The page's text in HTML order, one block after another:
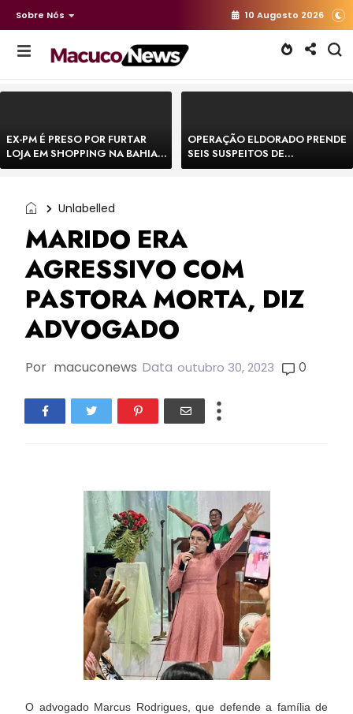
Sobre Nós 10 Augosto 2026
EX-PM É PRESO POR FURTAR
LOJA EM SHOPPING NA BAHIA E
ESCAPA CORRENDO DE
OPERAÇÃO ELDORADO PRENDE
SEIS SUSPEITOS DE
MOVIMENTAR R$ 25 MILHÕES
Unlabelled
MARIDO ERA
AGRESSIVO COM
PASTORA MORTA, DIZ
ADVOGADO
Por macuconews Data outubro 30, 2023 0
O advogado Marcus Rodrigues, que defende a família de